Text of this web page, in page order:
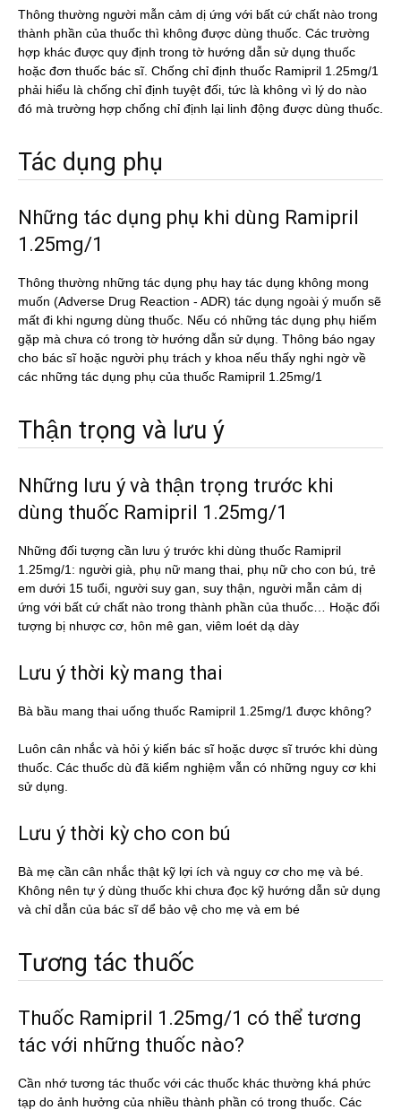
Thông thường người mẫn cảm dị ứng với bất cứ chất nào trong
thành phần của thuốc thì không được dùng thuốc. Các trường
hợp khác được quy định trong tờ hướng dẫn sử dụng thuốc
hoặc đơn thuốc bác sĩ. Chống chỉ định thuốc Ramipril 1.25mg/1
phải hiểu là chống chỉ định tuyệt đối, tức là không vì lý do nào
đó mà trường hợp chống chỉ định lại linh động được dùng thuốc.
Tác dụng phụ
Những tác dụng phụ khi dùng Ramipril
1.25mg/1
Thông thường những tác dụng phụ hay tác dụng không mong
muốn (Adverse Drug Reaction - ADR) tác dụng ngoài ý muốn sẽ
mất đi khi ngưng dùng thuốc. Nếu có những tác dụng phụ hiếm
gặp mà chưa có trong tờ hướng dẫn sử dụng. Thông báo ngay
cho bác sĩ hoặc người phụ trách y khoa nếu thấy nghi ngờ về
các những tác dụng phụ của thuốc Ramipril 1.25mg/1
Thận trọng và lưu ý
Những lưu ý và thận trọng trước khi
dùng thuốc Ramipril 1.25mg/1
Những đối tượng cần lưu ý trước khi dùng thuốc Ramipril
1.25mg/1: người già, phụ nữ mang thai, phụ nữ cho con bú, trẻ
em dưới 15 tuổi, người suy gan, suy thận, người mẫn cảm dị
ứng với bất cứ chất nào trong thành phần của thuốc… Hoặc đối
tượng bị nhược cơ, hôn mê gan, viêm loét dạ dày
Lưu ý thời kỳ mang thai
Bà bầu mang thai uống thuốc Ramipril 1.25mg/1 được không?
Luôn cân nhắc và hỏi ý kiến bác sĩ hoặc dược sĩ trước khi dùng
thuốc. Các thuốc dù đã kiểm nghiệm vẫn có những nguy cơ khi
sử dụng.
Lưu ý thời kỳ cho con bú
Bà mẹ cần cân nhắc thật kỹ lợi ích và nguy cơ cho mẹ và bé.
Không nên tự ý dùng thuốc khi chưa đọc kỹ hướng dẫn sử dụng
và chỉ dẫn của bác sĩ dể bảo vệ cho mẹ và em bé
Tương tác thuốc
Thuốc Ramipril 1.25mg/1 có thể tương
tác với những thuốc nào?
Cần nhớ tương tác thuốc với các thuốc khác thường khá phức
tạp do ảnh hưởng của nhiều thành phần có trong thuốc. Các